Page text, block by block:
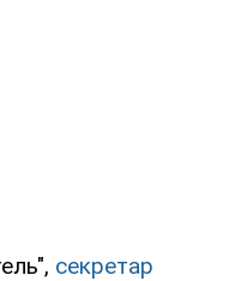
секретар